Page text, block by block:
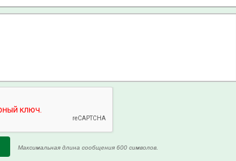
Максимальная длина сообщения 600 символов.